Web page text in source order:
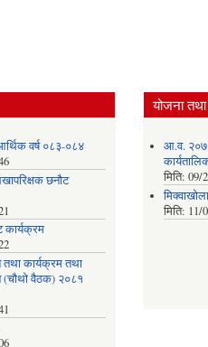
वर्ष ०८३-०८४
छनौट
कार्यक्रम तथा
वैठक) २०८१
योजना तथा
आ.व.
मिति:09/
मिति: 11/